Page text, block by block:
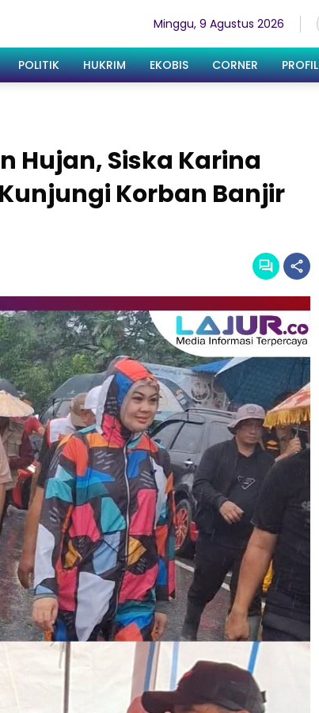
Minggu, 9 Agustus 2026
POLITIK HUKRIM EKOBIS CORNER PROFIL
Hujan, Siska Karina
Korban Banjir